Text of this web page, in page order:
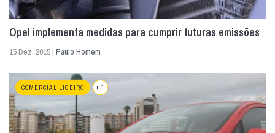
Opel implementa medidas para cumprir futuras emissões
15 Dez. 2015 | Paulo Homem
COMERCIAL LIGEIRO + 1